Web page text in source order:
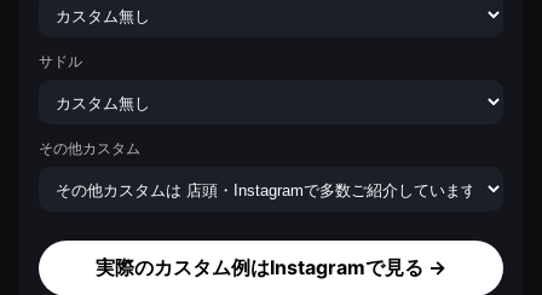
サドル
その他カスタム
実際のカスタム例はInstagramで見る →